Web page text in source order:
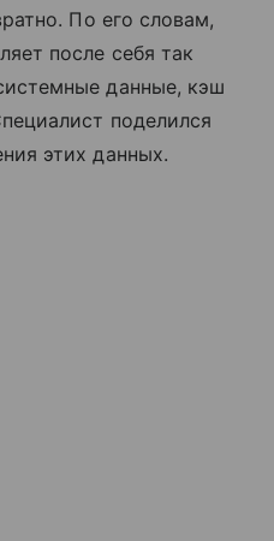
По его словам,
после себя так
данные, кэш
поделился
этих данных.